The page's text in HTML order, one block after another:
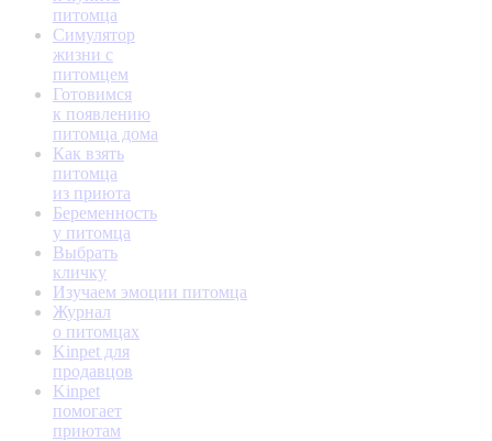
питомца
Симулятор
жизни с
питомцем
Готовимся
к появлению
питомца дома
Как взять
питомца
из приюта
Беременность
у питомца
Выбрать
кличку
Изучаем эмоции питомца
Журнал
о питомцах
Kinpet для
продавцов
Kinpet
помогает
приютам